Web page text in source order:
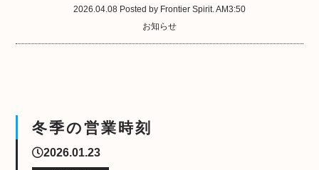
2026.04.08 Posted by Frontier Spirit. AM3:50
お知らせ
冬季の営業時刻
2026.01.23